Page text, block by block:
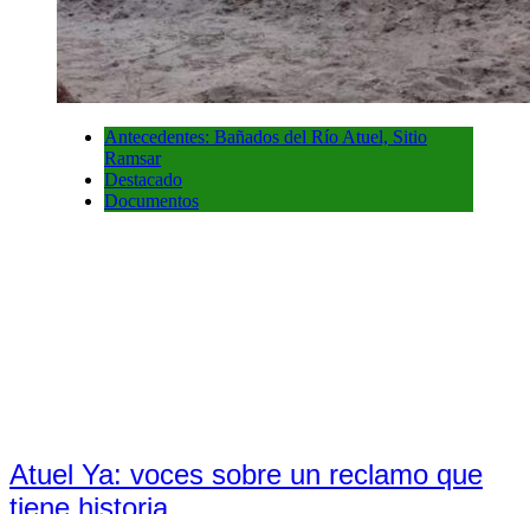
Antecedentes: Bañados del Río Atuel, Sitio
Ramsar
Destacado
Documentos
Atuel Ya: voces sobre un reclamo que